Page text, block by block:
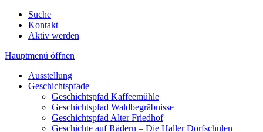
Suche
Kontakt
Aktiv werden
Hauptmenü öffnen
Ausstellung
Geschichtspfade
Geschichtspfad Kaffeemühle
Geschichtspfad Waldbegräbnisse
Geschichtspfad Alter Friedhof
Geschichte auf Rädern – Die Haller Dorfschulen